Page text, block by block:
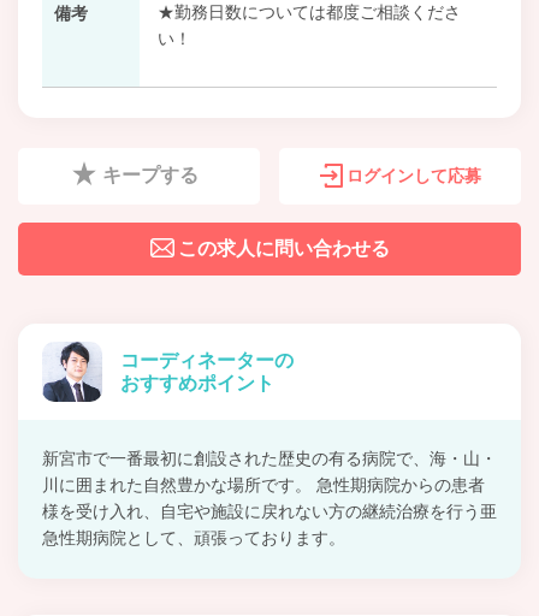
備考
★勤務日数については都度ご相談くださ
い！
キープする ログインして応募
この求人に問い合わせる
コーディネーターの
おすすめポイント
新宮市で一番最初に創設された歴史の有る病院で、海・山・
川に囲まれた自然豊かな場所です。 急性期病院からの患者
様を受け入れ、自宅や施設に戻れない方の継続治療を行う亜
急性期病院として、頑張っております。